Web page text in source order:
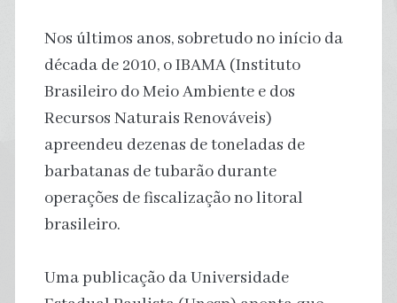
Nos últimos anos, sobretudo no início da
década de 2010, o IBAMA (Instituto
Brasileiro do Meio Ambiente e dos
Recursos Naturais Renováveis)
apreendeu dezenas de toneladas de
barbatanas de tubarão durante
operações de fiscalização no litoral
brasileiro.
Uma publicação da Universidade